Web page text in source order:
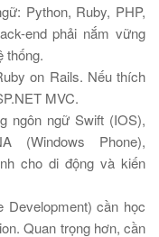
Python, Ruby, PHP,
end phải nắm vững
thống.
on Rails. Nếu thích
MVC.
ngôn ngữ Swift (IOS),
(Windows Phone),
cho di động và kiến
cần học
Quan trọng hơn, cần